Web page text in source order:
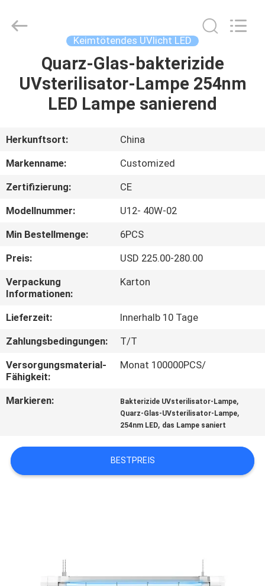
HAUS
PRODUKTE
ÜBER
UNS
FABRIK-
AUSFLUG
QUALITÄTSKONTROLLE
TRETEN
SIE
MIT
IN
VERBINDUNG
FORDERN
SITEMAP
Electronics
Keimtötendes UVlicht LED
Quarz-Glas-bakterizide
UVsterilisator-Lampe 254nm
LED Lampe sanierend
Herkunftsort:
China
Markenname:
Customized
Zertifizierung:
CE
Modellnummer:
U12- 40W-02
Min Bestellmenge:
6PCS
Preis:
USD 225.00-280.00
Verpackung
Informationen:
Karton
Lieferzeit:
Innerhalb 10 Tage
Zahlungsbedingungen:
T/T
Versorgungsmaterial-
Fähigkeit:
Monat 100000PCS/
Markieren: Bakterizide UVsterilisator-Lampe,
Quarz-Glas-UVsterilisator-Lampe,
254nm LED, das Lampe saniert
BESTPREIS